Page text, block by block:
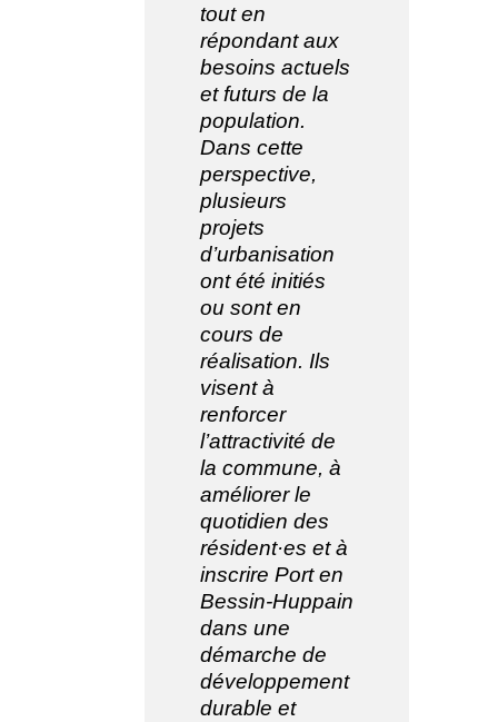
tout en
répondant aux
besoins actuels
et futurs de la
population.
Dans cette
perspective,
plusieurs
projets
d’urbanisation
ont été initiés
ou sont en
cours de
réalisation. Ils
visent à
renforcer
l’attractivité de
la commune, à
améliorer le
quotidien des
résident·es et à
inscrire Port en
Bessin-Huppain
dans une
démarche de
développement
durable et